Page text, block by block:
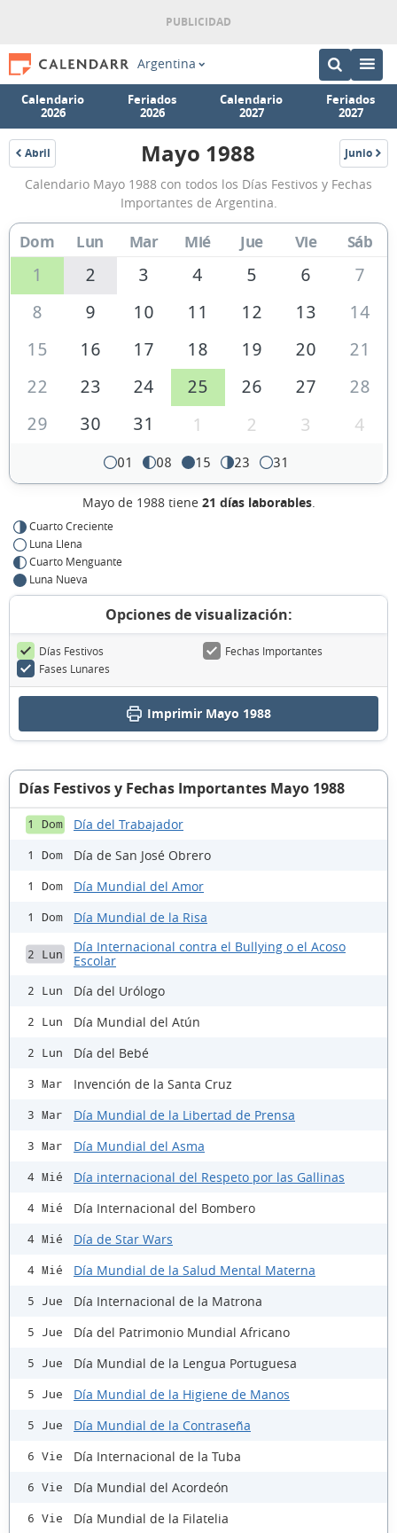
Argentina
Calendario
2026
Feriados
2026
Calendario
2027
Feriados
2027
Abril
1988
Calendario
Mayo
1988
de
Argentina
Mayo 1988 Junio
1988
Calendario Mayo 1988 con todos los Días Festivos y Fechas
Importantes de Argentina.
Dom Lun Mar Mié Jue Vie Sáb
1 2 3 4 5 6
7
8
9 10 11 12 13
14
15
16 17 18 19 20
21
22
23 24 25 26 27
28
29
30 31 1 2 3 4
01 08 15 23 31
Mayo de 1988 tiene 21 días laborables.
Cuarto Creciente
Luna Llena
Cuarto Menguante
Luna Nueva
Opciones de visualización:
Días Festivos
Fechas Importantes
Fases Lunares
Imprimir Mayo 1988
Días Festivos y Fechas Importantes Mayo 1988
1 Dom Día del Trabajador
1 Dom Día de San José Obrero
1 Dom Día Mundial del Amor
1 Dom Día Mundial de la Risa
2 Lun
Día Internacional contra el Bullying o el Acoso
Escolar
2 Lun Día del Urólogo
2 Lun Día Mundial del Atún
2 Lun Día del Bebé
3 Mar Invención de la Santa Cruz
3 Mar Día Mundial de la Libertad de Prensa
3 Mar Día Mundial del Asma
4 Mié Día internacional del Respeto por las Gallinas
4 Mié Día Internacional del Bombero
4 Mié Día de Star Wars
4 Mié Día Mundial de la Salud Mental Materna
5 Jue Día Internacional de la Matrona
5 Jue Día del Patrimonio Mundial Africano
5 Jue Día Mundial de la Lengua Portuguesa
5 Jue Día Mundial de la Higiene de Manos
5 Jue Día Mundial de la Contraseña
6 Vie Día Internacional de la Tuba
6 Vie Día Mundial del Acordeón
6 Vie Día Mundial de la Filatelia